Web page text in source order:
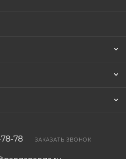
78 ЗАКАЗАТЬ ЗВОНОК